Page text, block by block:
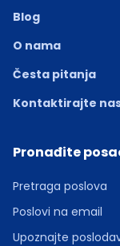
Blog
O nama
Česta pitanja
Kontaktirajte
Pronađite
Pretraga poslova
Poslovi na email
Upoznajte